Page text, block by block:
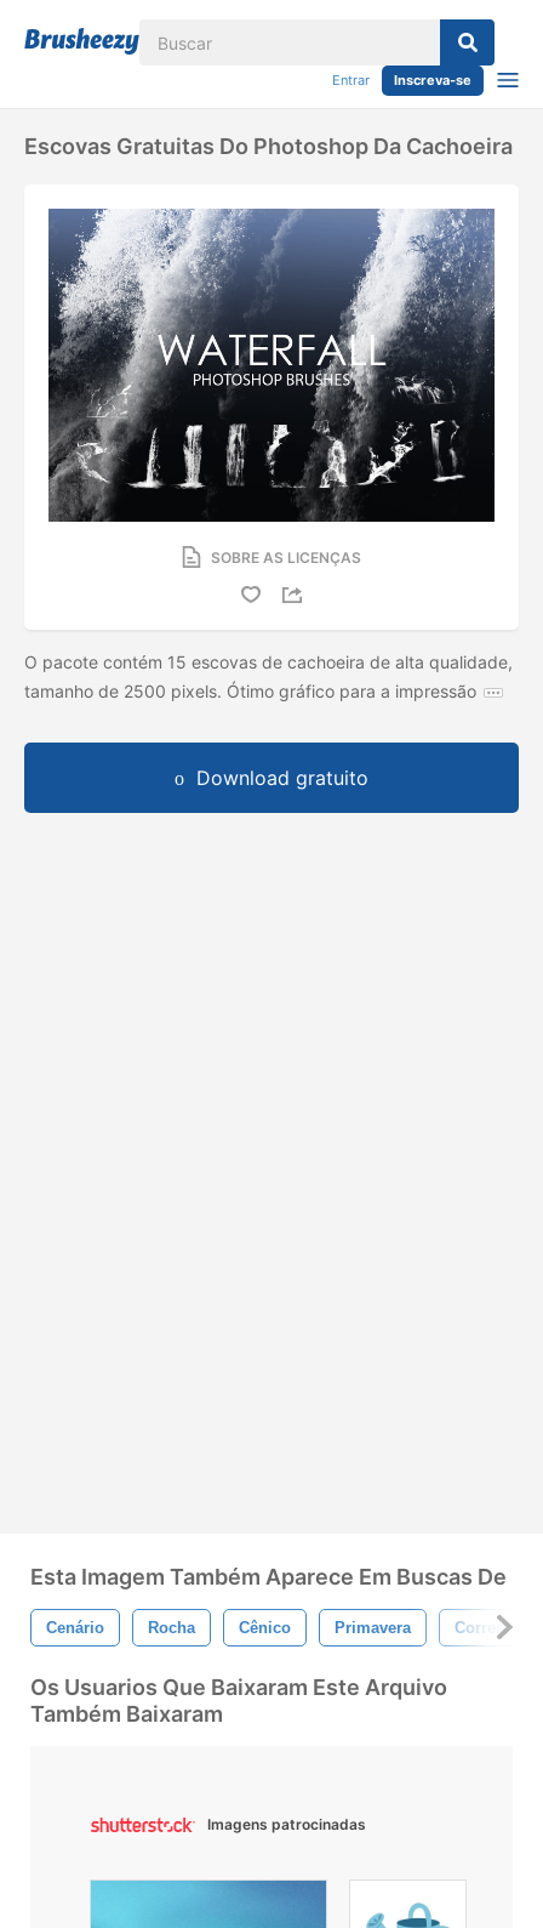
Entrar Inscreva-se
Escovas Gratuitas Do Photoshop Da Cachoeira
SOBRE AS LICENÇAS
O pacote contém 15 escovas de cachoeira de alta qualidade,
tamanho de 2500 pixels. Ótimo gráfico para a impressão
Download gratuito
Esta Imagem Também Aparece Em Buscas De
Cenário Rocha Cênico Primavera Corrente
Os Usuarios Que Baixaram Este Arquivo
Também Baixaram
Imagens patrocinadas